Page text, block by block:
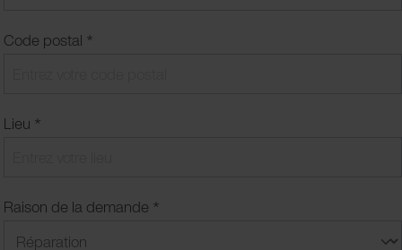
Code postal *
Lieu *
Raison de la demande *